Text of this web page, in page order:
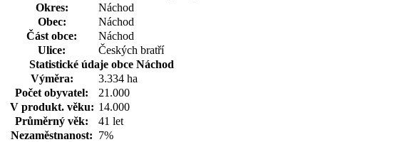
Okres:
Náchod
Obec:
Náchod
Část obce:
Náchod
Ulice:
Českých bratří
Statistické údaje obce Náchod
Výměra:
3.334 ha
Počet obyvatel:
21.000
V produkt. věku: 14.000
Průměrný věk:
41 let
Nezaměstnanost: 7%